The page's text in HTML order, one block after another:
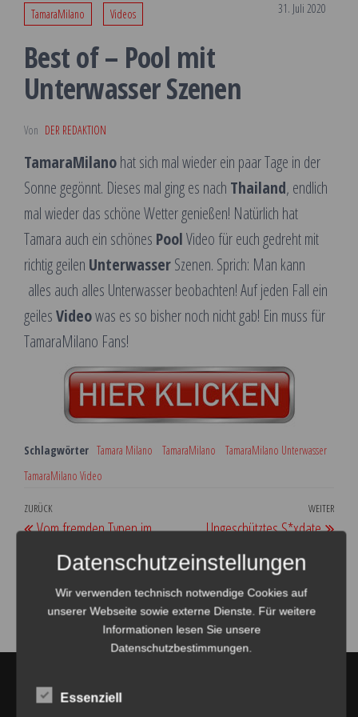
TamaraMilano Videos 31. Juli 2020
Best of – Pool mit
Unterwasser Szenen
Von DER REDAKTION
TamaraMilanohat sich mal wieder ein paar Tage in der
Sonne gegönnt. Dieses mal ging es nach Thailand, endlich
mal wieder das schöne Wetter genießen! Natürlich hat
Tamara auch ein schönes PoolVideo für euch gedreht mit
richtig geilen UnterwasserSzenen. Sprich: Man kann
alles auch alles Unterwasser beobachten! Auf jeden Fall ein
geilesVideowas es so bisher noch nicht gab! Ein muss für
TamaraMilano Fans!
Schlagwörter Tamara Milano TamaraMilano
TamaraMilano Unterwasser
TamaraMilano Video
Beitragsnavigation
Vorheriger
Beitrag
ZURÜCK
Vom fremden Typen im
Urlaub gefi**t
WEITER
Ungeschütztes S*xdate
Amateur Darsteller
Datenschutzeinstellungen
Wir verwenden technisch notwendige Cookies auf
unserer Webseite sowie externe Dienste. Für weitere
Informationen lesen Sie unsere
Datenschutzbestimmungen.
Essenziell